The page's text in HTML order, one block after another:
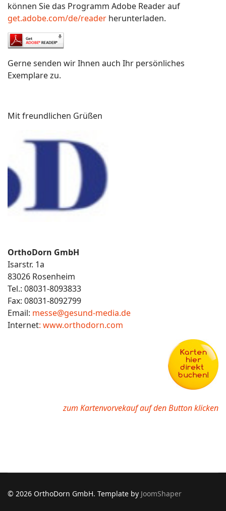
können Sie das Programm Adobe Reader auf
get.adobe.com/de/reader herunterladen.
Gerne senden wir Ihnen auch Ihr persönliches
Exemplare zu.
Mit freundlichen Grüßen
OrthoDorn GmbH
Isarstr. 1a
83026 Rosenheim
Tel.: 08031-8093833
Fax: 08031-8092799
Email: messe@gesund-media.de
Internet: www.orthodorn.com
zum Kartenvorvekauf auf den Button klicken
© 2026 OrthoDorn GmbH. Template by JoomShaper